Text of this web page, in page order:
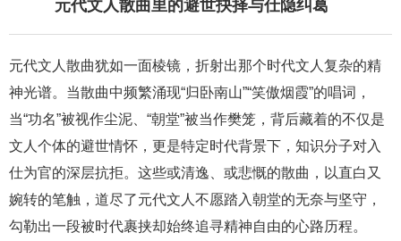
元代文人散曲里的避世抉择与仕隐纠葛
元代文人散曲犹如一面棱镜，折射出那个时代文人复杂的精
神光谱。当散曲中频繁涌现“归卧南山”“笑傲烟霞”的唱词，
当“功名”被视作尘泥、“朝堂”被当作樊笼，背后藏着的不仅是
文人个体的避世情怀，更是特定时代背景下，知识分子对入
仕为官的深层抗拒。这些或清逸、或悲慨的散曲，以直白又
婉转的笔触，道尽了元代文人不愿踏入朝堂的无奈与坚守，
勾勒出一段被时代裹挟却始终追寻精神自由的心路历程。